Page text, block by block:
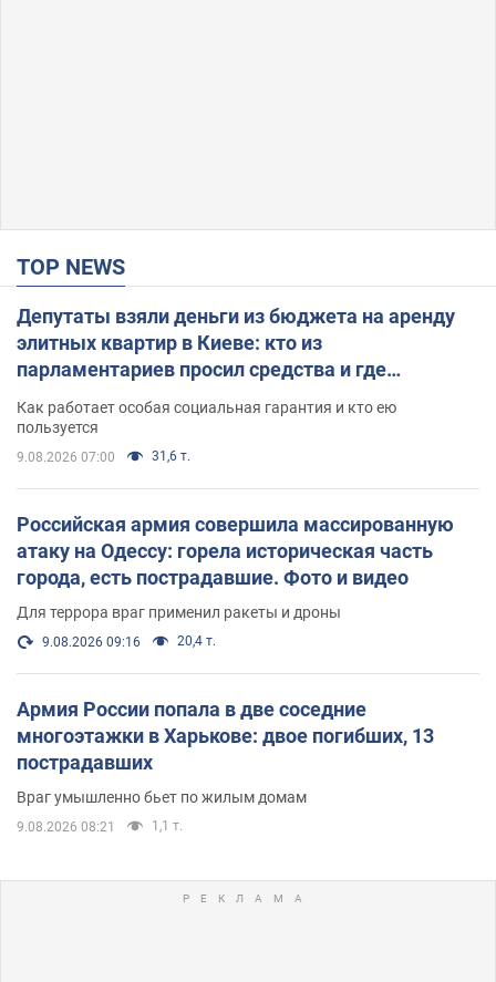
TOP NEWS
Депутаты взяли деньги из бюджета на аренду
элитных квартир в Киеве: кто из
парламентариев просил средства и где
поселился
Как работает особая социальная гарантия и кто ею
пользуется
9.08.2026 07:00 31,6 т.
Российская армия совершила массированную
атаку на Одессу: горела историческая часть
города, есть пострадавшие. Фото и видео
Для террора враг применил ракеты и дроны
9.08.2026 09:16 20,4 т.
Армия России попала в две соседние
многоэтажки в Харькове: двое погибших, 13
пострадавших
Враг умышленно бьет по жилым домам
9.08.2026 08:21 1,1 т.